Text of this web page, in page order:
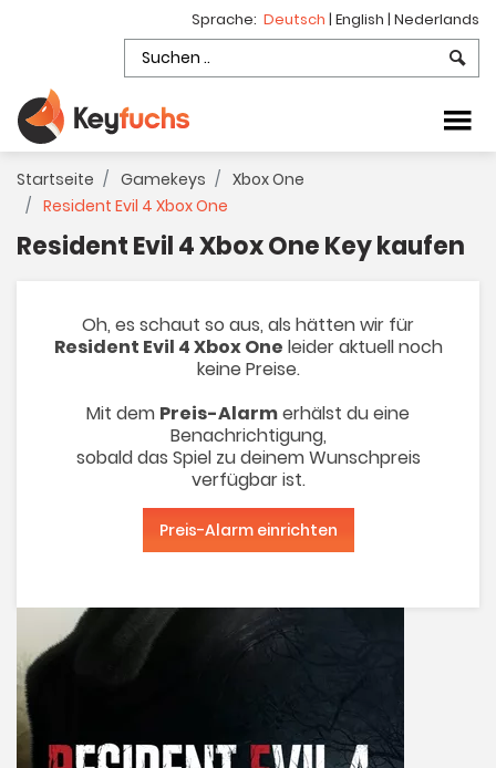
Sprache: Deutsch | English | Nederlands
Startseite Gamekeys
Xbox One
Resident Evil 4 Xbox One
Resident Evil 4 Xbox One Key kaufen
Oh, es schaut so aus, als hätten wir für
Resident Evil 4 Xbox One leider aktuell noch
keine Preise.
Mit dem Preis-Alarmerhälst du eine
Benachrichtigung,
sobald das Spiel zu deinem Wunschpreis
verfügbar ist.
Preis-Alarm einrichten